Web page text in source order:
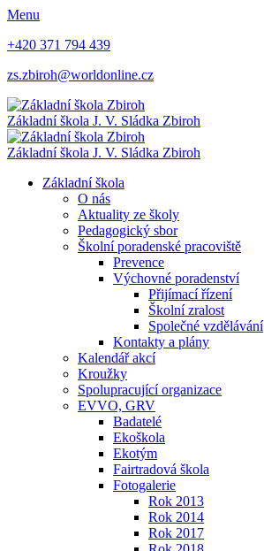
Menu
+420 371 794 439
zs.zbiroh@worldonline.cz
Základní škola J. V. Sládka Zbiroh
Základní škola J. V. Sládka Zbiroh
Základní škola
O nás
Aktuality ze školy
Pedagogický sbor
Školní poradenské pracoviště
Prevence
Výchovné poradenství
Přijímací řízení
Školní zralost
Společné vzdělávání
Kontakty a plány
Kalendář akcí
Kroužky
Spolupracující organizace
EVVO, GRV
Badatelé
Ekoškola
Ekotým
Fairtradová škola
Fotogalerie
Rok 2013
Rok 2014
Rok 2017